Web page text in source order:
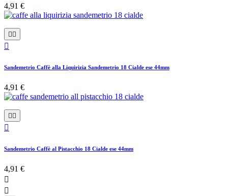
4,91 €
 

Sandemetrio Caffè alla Liquirizia Sandemetrio 18 Cialde ese 44mm
4,91 €
 

Sandemetrio Caffè al Pistacchio 18 Cialde ese 44mm
4,91 €

